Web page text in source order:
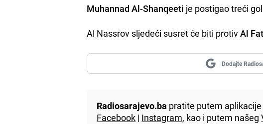
Muhannad Al-Shanqeeti je postigao treći
Al Nassrov sljedeći susret će biti protivAl
Dodajte
Radiosarajevo.ba pratite putem
Facebook | Instagram, kao i putem našeg